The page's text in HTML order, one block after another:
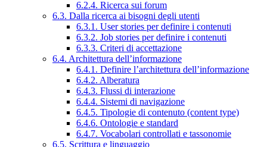
6.2.4. Ricerca sui forum
6.3. Dalla ricerca ai bisogni degli utenti
6.3.1. User stories per definire i contenuti
6.3.2. Job stories per definire i contenuti
6.3.3. Criteri di accettazione
6.4. Architettura dell’informazione
6.4.1. Definire l’architettura dell’informazione
6.4.2. Alberatura
6.4.3. Flussi di interazione
6.4.4. Sistemi di navigazione
6.4.5. Tipologie di contenuto (content type)
6.4.6. Ontologie e standard
6.4.7. Vocabolari controllati e tassonomie
6.5. Scrittura e linguaggio